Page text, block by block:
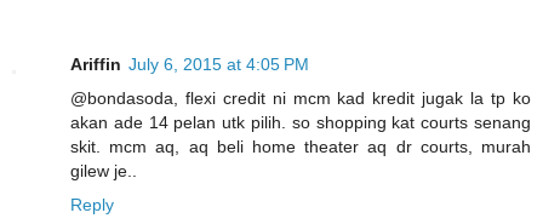
Ariffin July 6, 2015 at 4:05 PM
@bondasoda, flexi credit ni mcm kad kredit jugak la tp ko
akan ade 14 pelan utk pilih. so shopping kat courts senang
skit. mcm aq, aq beli home theater aq dr courts, murah
gilew je..
Reply